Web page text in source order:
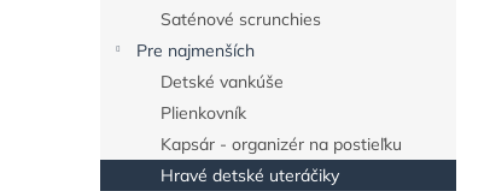
Saténové scrunchies
Pre najmenších
Detské vankúše
Plienkovník
Kapsár - organizér na postieľku
Hravé detské uteráčiky